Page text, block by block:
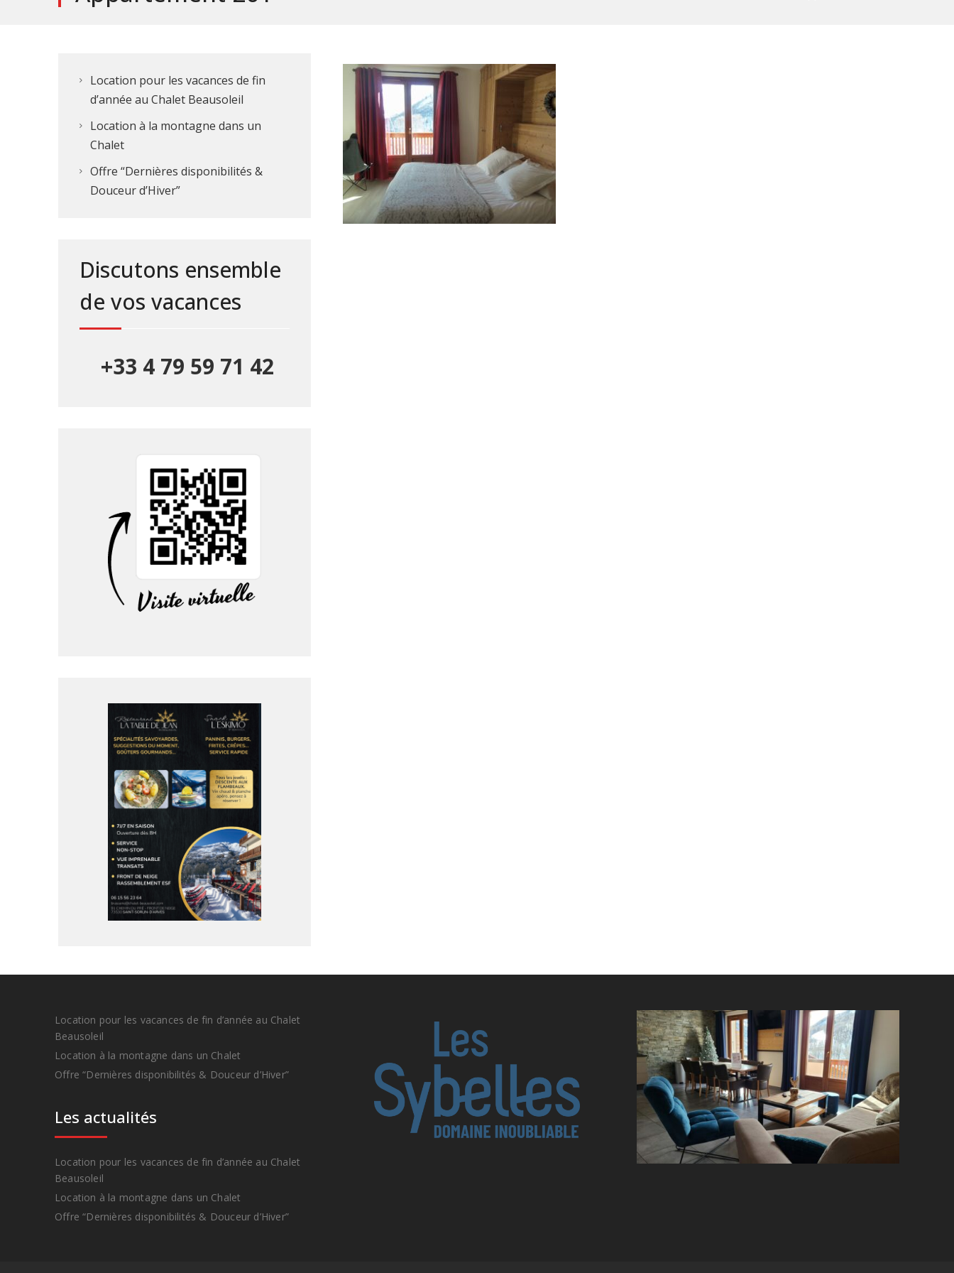
Location pour les vacances de fin
d’année au Chalet Beausoleil
Location à la montagne dans un
Chalet
Offre “Dernières disponibilités &
Douceur d’Hiver”
Discutons ensemble
de vos vacances
+33 4 79 59 71 42
Location pour les vacances de fin d’année au Chalet
Beausoleil
Location à la montagne dans un Chalet
Offre “Dernières disponibilités & Douceur d’Hiver”
Les actualités
Location pour les vacances de fin d’année au Chalet
Beausoleil
Location à la montagne dans un Chalet
Offre “Dernières disponibilités & Douceur d’Hiver”